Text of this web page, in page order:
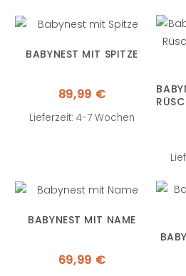
BABYNEST MIT SPITZE
89,99 €
Lieferzeit: 4-7 Wochen
BABYNEST MIT NAME
69,99 €